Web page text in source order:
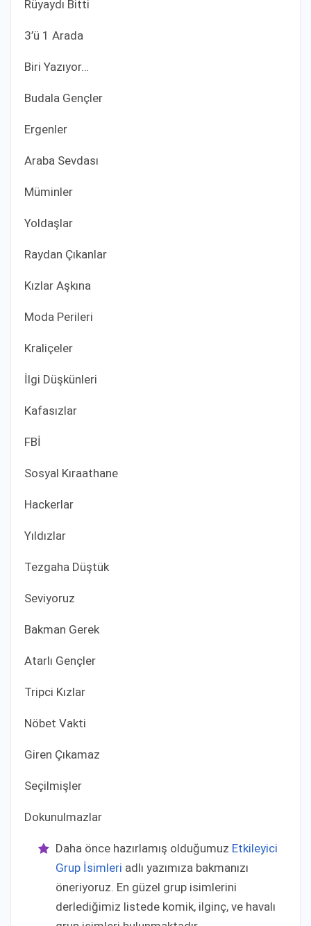
Rüyaydı Bitti
3’ü 1 Arada
Biri Yazıyor…
Budala Gençler
Ergenler
Araba Sevdası
Müminler
Yoldaşlar
Raydan Çıkanlar
Kızlar Aşkına
Moda Perileri
Kraliçeler
İlgi Düşkünleri
Kafasızlar
FBİ
Sosyal Kıraathane
Hackerlar
Yıldızlar
Tezgaha Düştük
Seviyoruz
Bakman Gerek
Atarlı Gençler
Tripci Kızlar
Nöbet Vakti
Giren Çıkamaz
Seçilmişler
Dokunulmazlar
Daha önce hazırlamış olduğumuz Etkileyici
Grup İsimleri adlı yazımıza bakmanızı
öneriyoruz. En güzel grup isimlerini
derlediğimiz listede komik, ilginç, ve havalı